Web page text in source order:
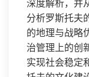
深度解析，并
分析罗斯托夫
的地理与战略
治管理上的创
实现社会稳定